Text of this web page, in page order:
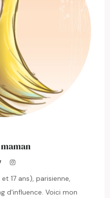
17 ans), parisienne,
d'influence. Voici mon